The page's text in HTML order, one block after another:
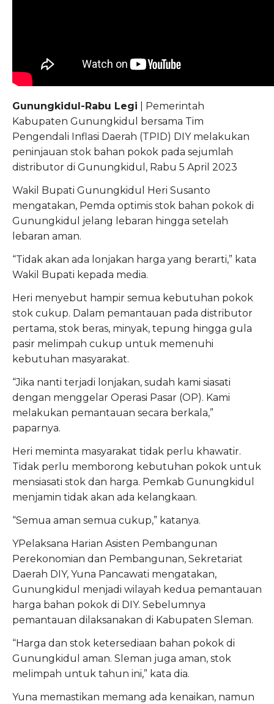
Gunungkidul-Rabu Legi | Pemerintah
Kabupaten Gunungkidul bersama Tim
Pengendali Inflasi Daerah (TPID) DIY melakukan
peninjauan stok bahan pokok pada sejumlah
distributor di Gunungkidul, Rabu 5 April 2023
Wakil Bupati Gunungkidul Heri Susanto
mengatakan, Pemda optimis stok bahan pokok di
Gunungkidul jelang lebaran hingga setelah
lebaran aman.
“Tidak akan ada lonjakan harga yang berarti,” kata
Wakil Bupati kepada media.
Heri menyebut hampir semua kebutuhan pokok
stok cukup. Dalam pemantauan pada distributor
pertama, stok beras, minyak, tepung hingga gula
pasir melimpah cukup untuk memenuhi
kebutuhan masyarakat.
“Jika nanti terjadi lonjakan, sudah kami siasati
dengan menggelar Operasi Pasar (OP). Kami
melakukan pemantauan secara berkala,”
paparnya.
Heri meminta masyarakat tidak perlu khawatir.
Tidak perlu memborong kebutuhan pokok untuk
mensiasati stok dan harga. Pemkab Gunungkidul
menjamin tidak akan ada kelangkaan.
“Semua aman semua cukup,” katanya.
YPelaksana Harian Asisten Pembangunan
Perekonomian dan Pembangunan, Sekretariat
Daerah DIY, Yuna Pancawati mengatakan,
Gunungkidul menjadi wilayah kedua pemantauan
harga bahan pokok di DIY. Sebelumnya
pemantauan dilaksanakan di Kabupaten Sleman.
“Harga dan stok ketersediaan bahan pokok di
Gunungkidul aman. Sleman juga aman, stok
melimpah untuk tahun ini,” kata dia.
Yuna memastikan memang ada kenaikan, namun